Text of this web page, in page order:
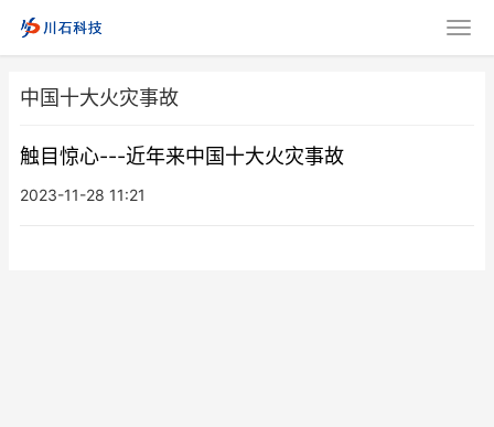
中国十大火灾事故
触目惊心---近年来中国十大火灾事故
2023-11-28 11:21